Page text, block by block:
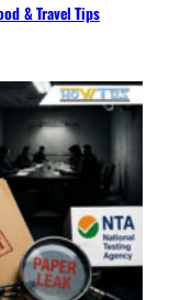
& Travel Tips